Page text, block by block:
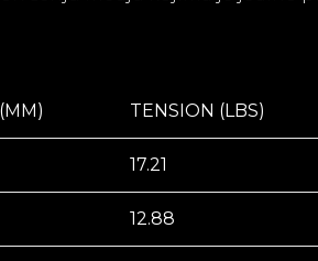
TENSION (LBS)
17.21
12.88